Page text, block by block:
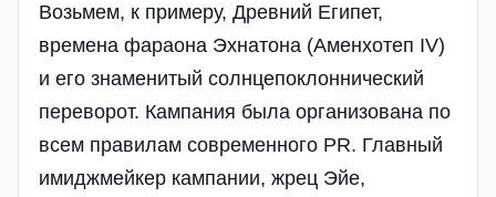
Возьмем, к примеру, Древний Египет,
времена фараона Эхнатона (Аменхотеп IV)
и его знаменитый солнцепоклоннический
переворот. Кампания была организована по
всем правилам современного PR. Главный
имиджмейкер кампании, жрец Эйе,